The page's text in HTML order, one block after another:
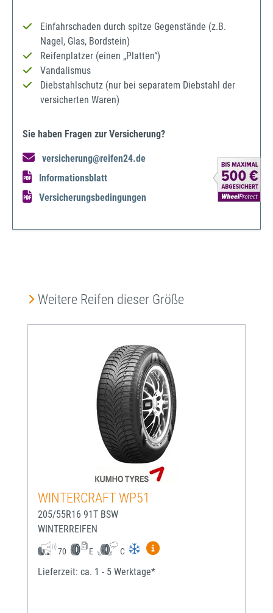
Einfahrschaden durch spitze Gegenstände (z.B.
Nagel, Glas, Bordstein)
Reifenplatzer (einen „Platten“)
Vandalismus
Diebstahlschutz (nur bei separatem Diebstahl der
versicherten Waren)
Sie haben Fragen zur Versicherung?
versicherung@reifen24.de
Informationsblatt
Versicherungsbedingungen
Produktgalerie überspringen
Weitere Reifen dieser Größe
WINTERCRAFT WP51
205/55R16 91T BSW
WINTERREIFEN
70 E C
Mehr Informationen zum
Lieferzeit: ca. 1 - 5 Werktage*